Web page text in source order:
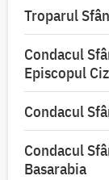
Troparul
Condacul
Episcopul
Condacul
Condacul
Basarabia